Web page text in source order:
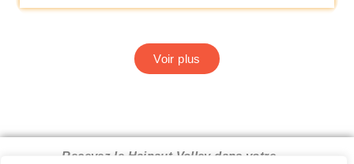
Voir plus
Recevez le Hainaut Volley dans votre